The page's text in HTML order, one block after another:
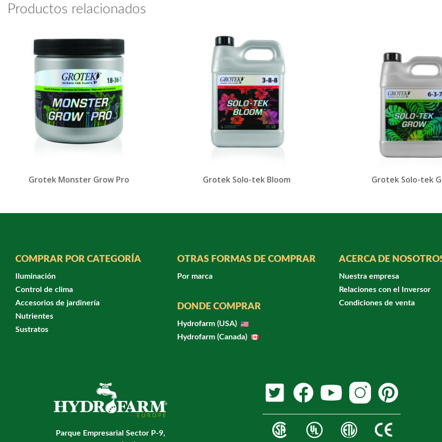
Productos relacionados
Grotek Monster Grow Pro Grotek Solo-tek Bloom Grotek Solo-tek
COMPRAR POR CATEGORÍA
Iluminación
Control de clima
Accesorios de jardinería
Nutrientes
Sustratos
OTRAS FORMAS DE COMPRAR
Por marca
DONDE COMPRAR
Hydrofarm (USA)
Hydrofarm (Canada)
ACERCA DE
Nuestra empresa
Relaciones con el Inversor
Condiciones de venta
Parque Empresarial Sector P-9,